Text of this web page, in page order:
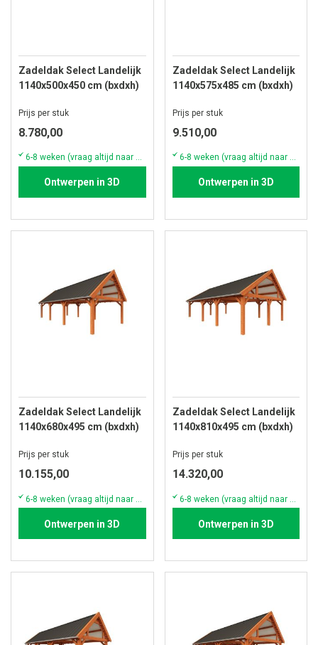
Zadeldak Select Landelijk
1140x500x450 cm (bxdxh)
Prijs per stuk
8.780,00
6-8 weken (vraag altijd naar de actuele voorraad & levertijd)
Ontwerpen in 3D
Zadeldak Select Landelijk
1140x575x485 cm (bxdxh)
Prijs per stuk
9.510,00
6-8 weken (vraag altijd naar de actuele voorraad & levertijd)
Ontwerpen in 3D
Zadeldak Select Landelijk
1140x680x495 cm (bxdxh)
Prijs per stuk
10.155,00
Ontwerpen in 3D
Zadeldak Select Landelijk
1140x810x495 cm (bxdxh)
Prijs per stuk
14.320,00
Ontwerpen in 3D